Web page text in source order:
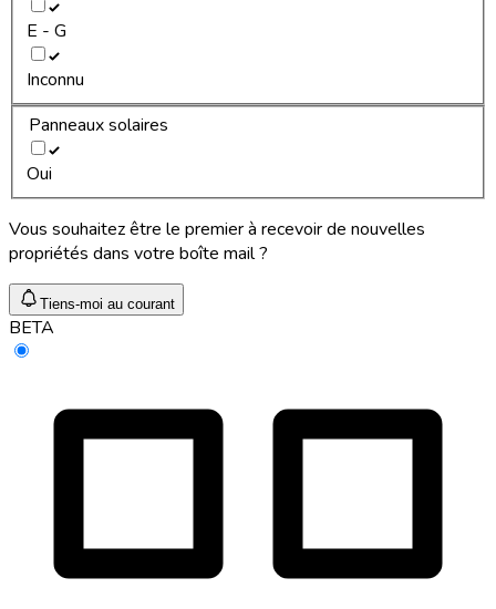
E - G
Inconnu
Panneaux solaires
Oui
Vous souhaitez être le premier à recevoir de nouvelles
propriétés dans votre boîte mail ?
Tiens-moi au courant
BETA